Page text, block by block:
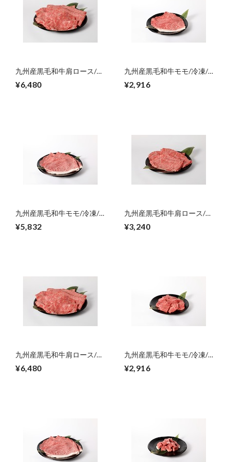
九州産黒毛和牛肩ロース/冷
凍/スライス・すき焼き
用/600g【ご自宅用】
¥6,480
九州産黒毛和牛モモ/冷凍/
スライス・すき焼き
用/300g【ご自宅用】
¥2,916
九州産黒毛和牛モモ/冷凍/
用/600g【ご自宅用】
¥5,832
九州産黒毛和牛肩ロース/冷
用/300g【ご自宅用】
¥3,240
九州産黒毛和牛肩ロース/冷
凍/しゃぶしゃぶ
用/600g【ご自宅用】
¥6,480
九州産黒毛和牛モモ/冷凍/
しゃぶしゃぶ用/300g【ご
自宅用】
¥2,916